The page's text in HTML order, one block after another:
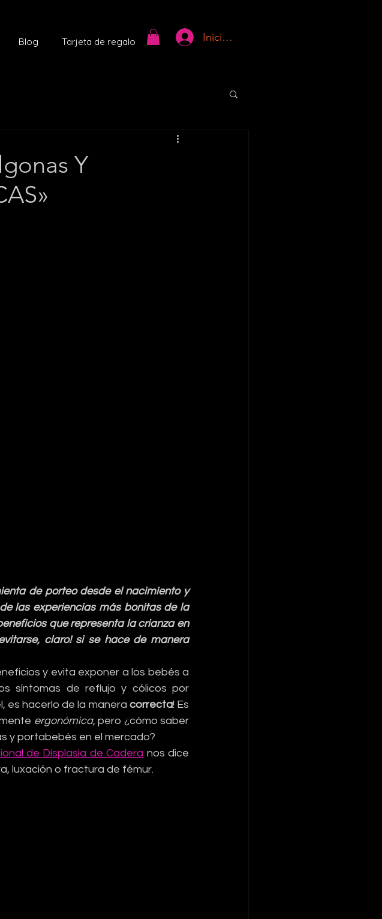
Blog Tarjeta de regalo Iniciar sesión
Y
de porteo desde el nacimiento y
las experiencias más bonitas de la
que representa la crianza en
claro! si se hace de manera
y evita exponer a los bebés a
síntomas de reflujo y cólicos por
es hacerlo de la manera correcta! Es
ergonómica, pero ¿cómo saber
y portabebés en el mercado?
de Displasia de Cadera nos dice
luxación o fractura de fémur.